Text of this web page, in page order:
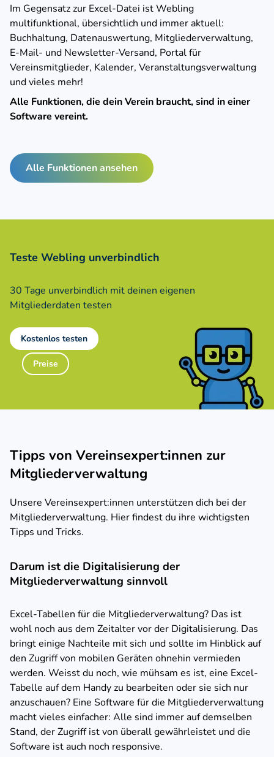
Im Gegensatz zur Excel-Datei ist Webling
multifunktional, übersichtlich und immer aktuell:
Buchhaltung, Datenauswertung, Mitgliederverwaltung,
E-Mail- und Newsletter-Versand, Portal für
Vereinsmitglieder, Kalender, Veranstaltungsverwaltung
und vieles mehr!
Alle Funktionen, die dein Verein braucht, sind in einer
Software vereint.
Alle Funktionen ansehen
Teste Webling unverbindlich
30 Tage unverbindlich mit deinen eigenen
Mitgliederdaten testen
Kostenlos testen
Preise
Tipps von Vereinsexpert:innen zur
Mitgliederverwaltung
Unsere Vereinsexpert:innen unterstützen dich bei der
Mitgliederverwaltung. Hier findest du ihre wichtigsten
Tipps und Tricks.
Darum ist die Digitalisierung der
Mitgliederverwaltung sinnvoll
Excel-Tabellen für die Mitgliederverwaltung? Das ist
wohl noch aus dem Zeitalter vor der Digitalisierung. Das
bringt einige Nachteile mit sich und sollte im Hinblick auf
den Zugriff von mobilen Geräten ohnehin vermieden
werden. Weisst du noch, wie mühsam es ist, eine Excel-
Tabelle auf dem Handy zu bearbeiten oder sie sich nur
anzuschauen? Eine Software für die Mitgliederverwaltung
macht vieles einfacher: Alle sind immer auf demselben
Stand, der Zugriff ist von überall gewährleistet und die
Software ist auch noch responsive.